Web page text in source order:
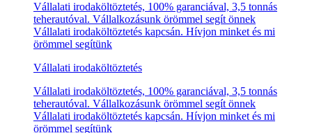
Vállalati irodaköltöztetés, 100% garanciával, 3,5 tonnás
teherautóval. Vállalkozásunk örömmel segít önnek
Vállalati irodaköltöztetés kapcsán. Hívjon minket és mi
örömmel segítünk
Vállalati irodaköltöztetés
Vállalati irodaköltöztetés, 100% garanciával, 3,5 tonnás
teherautóval. Vállalkozásunk örömmel segít önnek
Vállalati irodaköltöztetés kapcsán. Hívjon minket és mi
örömmel segítünk